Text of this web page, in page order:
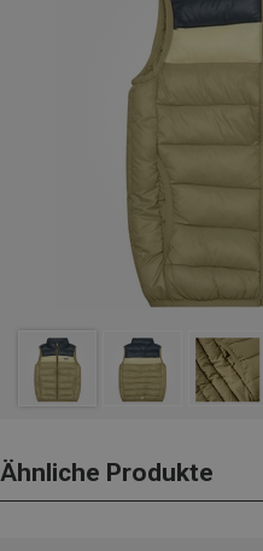
Ähnliche Produkte